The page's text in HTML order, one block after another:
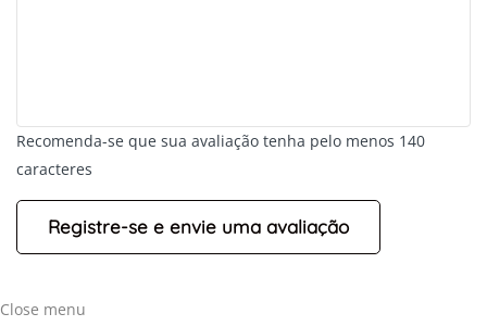
+-
Leaflet
Recomenda-se que sua avaliação tenha pelo menos 140
caracteres
Close menu